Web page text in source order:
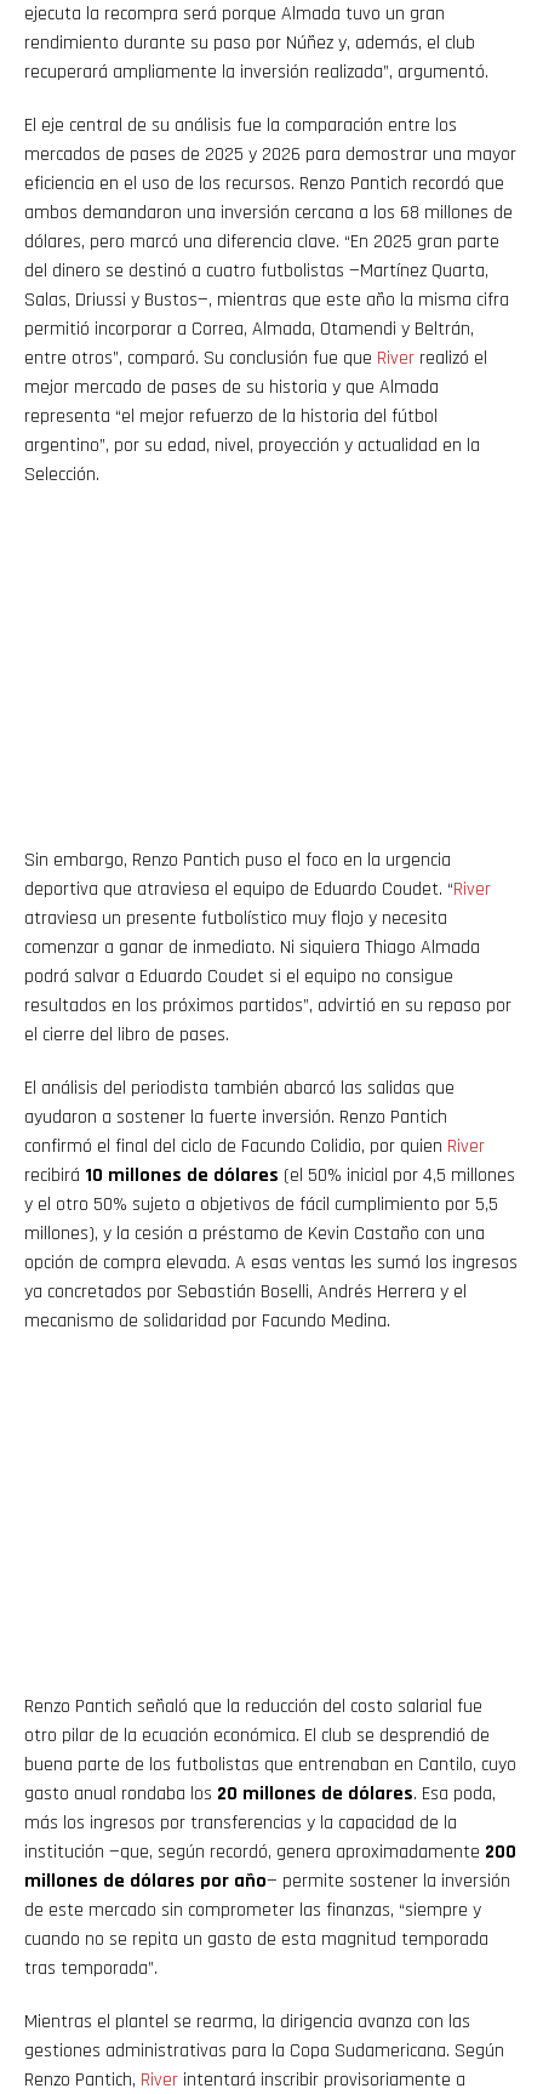
ejecuta la recompra será porque Almada tuvo un gran
rendimiento durante su paso por Núñez y, además, el club
recuperará ampliamente la inversión realizada”, argumentó.
El eje central de su análisis fue la comparación entre los
mercados de pases de 2025 y 2026 para demostrar una mayor
eficiencia en el uso de los recursos. Renzo Pantich recordó que
ambos demandaron una inversión cercana a los 68 millones de
dólares, pero marcó una diferencia clave. “En 2025 gran parte
del dinero se destinó a cuatro futbolistas —Martínez Quarta,
Salas, Driussi y Bustos—, mientras que este año la misma cifra
permitió incorporar a Correa, Almada, Otamendi y Beltrán,
entre otros”, comparó. Su conclusión fue que River realizó el
mejor mercado de pases de su historia y que Almada
representa “el mejor refuerzo de la historia del fútbol
argentino”, por su edad, nivel, proyección y actualidad en la
Selección.
Sin embargo, Renzo Pantich puso el foco en la urgencia
deportiva que atraviesa el equipo de Eduardo Coudet. “River
atraviesa un presente futbolístico muy flojo y necesita
comenzar a ganar de inmediato. Ni siquiera Thiago Almada
podrá salvar a Eduardo Coudet si el equipo no consigue
resultados en los próximos partidos”, advirtió en su repaso por
el cierre del libro de pases.
El análisis del periodista también abarcó las salidas que
ayudaron a sostener la fuerte inversión. Renzo Pantich
confirmó el final del ciclo de Facundo Colidio, por quien River
recibirá 10 millones de dólares (el 50% inicial por 4,5 millones
y el otro 50% sujeto a objetivos de fácil cumplimiento por 5,5
millones), y la cesión a préstamo de Kevin Castaño con una
opción de compra elevada. A esas ventas les sumó los ingresos
ya concretados por Sebastián Boselli, Andrés Herrera y el
mecanismo de solidaridad por Facundo Medina.
Renzo Pantich señaló que la reducción del costo salarial fue
otro pilar de la ecuación económica. El club se desprendió de
buena parte de los futbolistas que entrenaban en Cantilo, cuyo
gasto anual rondaba los 20 millones de dólares. Esa poda,
más los ingresos por transferencias y la capacidad de la
institución —que, según recordó, genera aproximadamente 200
millones de dólares por año— permite sostener la inversión
de este mercado sin comprometer las finanzas, “siempre y
cuando no se repita un gasto de esta magnitud temporada
tras temporada”.
Mientras el plantel se rearma, la dirigencia avanza con las
gestiones administrativas para la Copa Sudamericana. Según
Renzo Pantich, River intentará inscribir provisoriamente a